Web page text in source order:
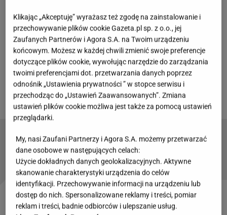
kontrowersji. O wydarzeniu tym stało się głośno za
sprawą absurdalnego pomysłu, jakim miało być
starciesobowtórówWładimira PutinaiWołodymyra
Zełenskiego. Ostatecznie wycofano się z tego
pomysłu, ale nie zrezygnowano z organizacji gali,
która odbyła się w sobotę 30 kwietnia.
Willis kiedyś cieszył się bujną czupryną. Nie
tylko on. Johnson miał ciemne loki
Zobacz wideoAntek Królikowski przeprosił,
Klikając „Akceptuję” wyrażasz też zgodę na zainstalowanie i
przechowywanie plików cookie Gazeta.pl sp. z o.o., jej
Zaufanych Partnerów i Agora S.A. na Twoim urządzeniu
końcowym. Możesz w każdej chwili zmienić swoje preferencje
dotyczące plików cookie, wywołując narzędzie do zarządzania
twoimi preferencjami dot. przetwarzania danych poprzez
odnośnik „Ustawienia prywatności ” w stopce serwisu i
przechodząc do „Ustawień Zaawansowanych”. Zmiana
ustawień plików cookie możliwa jest także za pomocą ustawień
przeglądarki.
My, nasi Zaufani Partnerzy i Agora S.A. możemy przetwarzać
dane osobowe w następujących celach:
Użycie dokładnych danych geolokalizacyjnych. Aktywne
skanowanie charakterystyki urządzenia do celów
identyfikacji. Przechowywanie informacji na urządzeniu lub
dostęp do nich. Spersonalizowane reklamy i treści, pomiar
reklam i treści, badnie odbiorców i ulepszanie usług.